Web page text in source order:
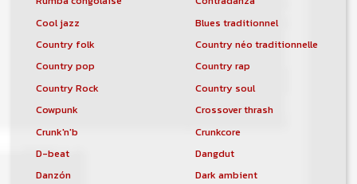
Cool jazz
Blues traditionnel
Country folk
Country néo traditionnelle
Country pop
Country rap
Country Rock
Country soul
Cowpunk
Crossover thrash
Crunk'n'b
Crunkcore
D-beat
Dangdut
Danzón
Dark ambient